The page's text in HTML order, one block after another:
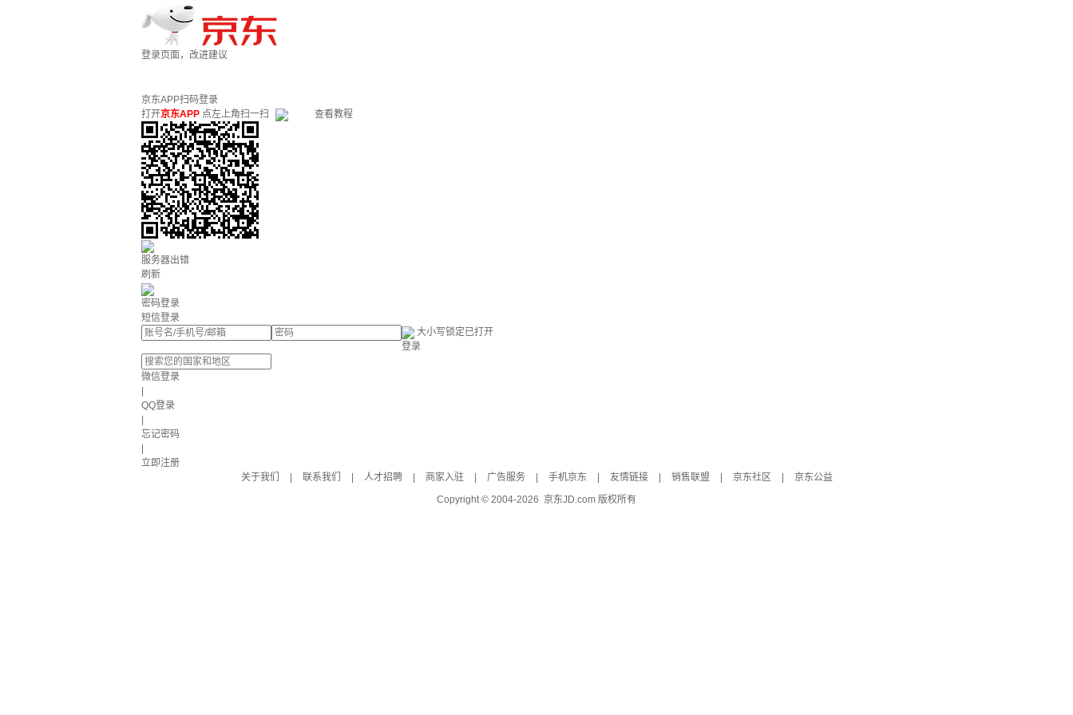
登录页面，改进建议
京东APP扫码登录
打开京东APP 点左上角扫一扫 查看教程
服务器出错
刷新
密码登录
短信登录
大小写锁定已打开
登录
微信登录
QQ登录
忘记密码
立即注册
关于我们
联系我们 人才招聘 商家入驻 广告服务 手机京东 友情链接 销售联盟 京东社区
京东公益
Copyright © 2004-2026 京东JD.com 版权所有